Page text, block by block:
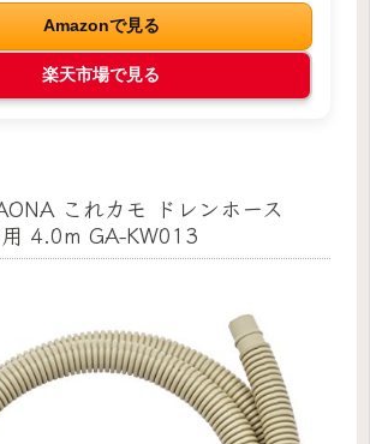
Amazonで見る
楽天市場で見る
これカモ ドレンホース
4.0m GA-KW013